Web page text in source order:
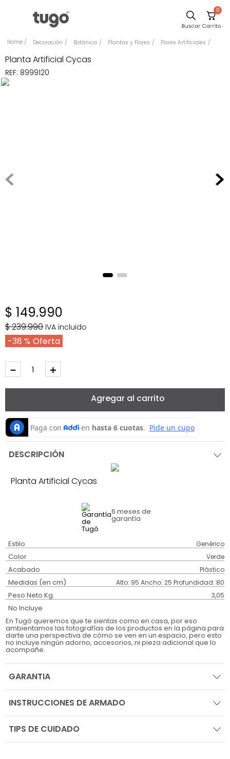
0
Decoración Botánica Plantas y Flores Flores Artificiales
Planta Artificial Cycas
REF: 8999120
$ 149.990
$239.990 IVA incluido
38 %
＋
－
Agregar al carrito
DESCRIPCIÓN
Planta Artificial Cycas
6 meses de
garantía
Estilo Genérico
Color Verde
Acabado Plástico
Medidas (en cm) Alto: 95 Ancho: 25 Profundidad: 80
Peso Neto Kg. 3,05
No Incluye
En Tugó queremos que te sientas como en casa, por eso
ambientamos las fotografías de los productos en la página para
darte una perspectiva de cómo se ven en un espacio, pero esto
no incluye ningún adorno, accesorios, ni pieza adicional que lo
acompañe.
GARANTIA
INSTRUCCIONES DE ARMADO
TIPS DE CUIDADO
Escritorio
Sillas